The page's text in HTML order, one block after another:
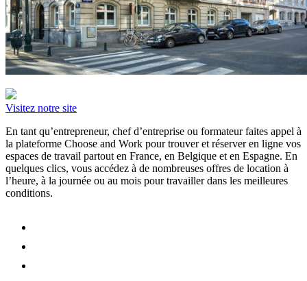
Visitez notre site
En tant qu’entrepreneur, chef d’entreprise ou formateur faites appel à
la plateforme Choose and Work pour trouver et réserver en ligne vos
espaces de travail partout en France, en Belgique et en Espagne. En
quelques clics, vous accédez à de nombreuses offres de location à
l’heure, à la journée ou au mois pour travailler dans les meilleures
conditions.